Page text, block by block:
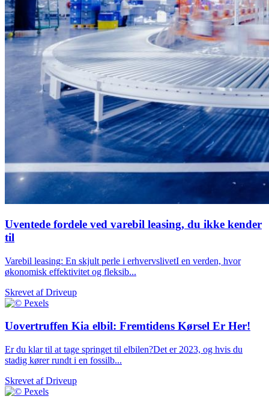
Uventede fordele ved varebil leasing, du ikke kender
til
Varebil leasing: En skjult perle i erhvervslivetI en verden, hvor
økonomisk effektivitet og fleksib...
Skrevet afDriveup
Uovertruffen Kia elbil: Fremtidens Kørsel Er Her!
Er du klar til at tage springet til elbilen?Det er 2023, og hvis du
stadig kører rundt i en fossilb...
Skrevet afDriveup